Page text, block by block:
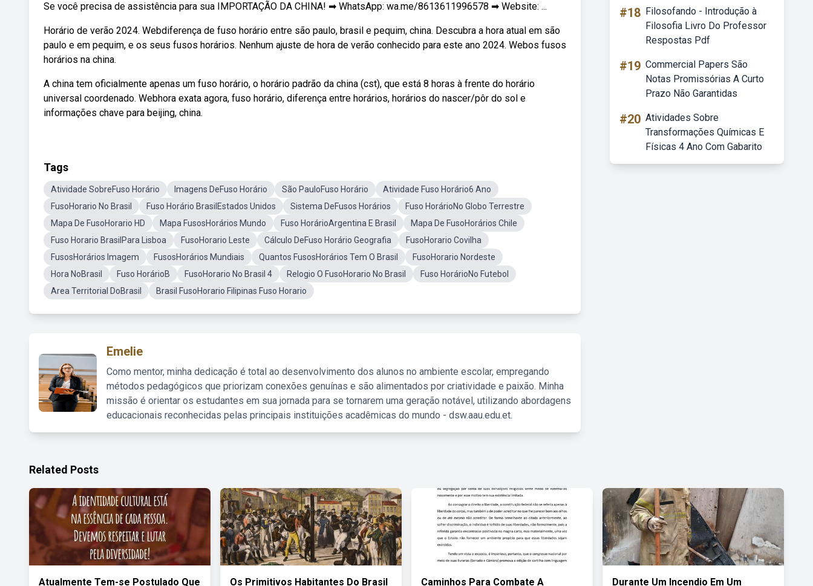
Se você precisa de assistência para sua IMPORTAÇÃO DA CHINA! ➡ WhatsApp: wa.me/8613611996578 ➡ Website: ...
Horário de verão 2024. Webdiferença de fuso horário entre são paulo, brasil e pequim, china. Descubra a hora atual em são
paulo e em pequim, e os seus fusos horários. Nenhum ajuste de hora de verão conhecido para este ano 2024. Webos fusos
horários na china.
A china tem oficialmente apenas um fuso horário, o horário padrão da china (cst), que está 8 horas à frente do horário
universal coordenado. Webhora exata agora, fuso horário, diferença entre horários, horários do nascer/pôr do sol e
informações chave para beijing, china.
Tags
Atividade SobreFuso Horário Imagens DeFuso Horário São PauloFuso Horário
Atividade Fuso Horário6 Ano
FusoHorario No Brasil
Fuso Horário BrasilEstados Unidos Sistema DeFusos Horários
Fuso HorárioNo Globo Terrestre
Mapa De FusoHorario HD
Mapa FusosHorários Mundo Fuso HorárioArgentina E Brasil
Mapa De FusoHorários Chile
Fuso Horario BrasilPara Lisboa
FusoHorario Leste Cálculo DeFuso Horário Geografia
FusoHorario Covilha
FusosHorários Imagem
FusosHorários Mundiais Quantos FusosHorários Tem O Brasil
FusoHorario Nordeste
Hora NoBrasil
Fuso HorárioB FusoHorario No Brasil 4 Relogio O FusoHorario No Brasil
Fuso HorárioNo Futebol
Area Territorial DoBrasil
Brasil FusoHorario Filipinas Fuso Horario
Emelie
Como mentor, minha dedicação é total ao desenvolvimento dos alunos no ambiente escolar, empregando
métodos pedagógicos que priorizam conexões genuínas e são alimentados por criatividade e paixão. Minha
missão é orientar os estudantes em sua jornada para se tornarem uma geração notável, utilizando abordagens
educacionais reconhecidas pelas principais instituições acadêmicas do mundo - dsw.aau.edu.et.
#18 Filosofando - Introdução à
Filosofia Livro Do Professor
Respostas Pdf
#19 Commercial Papers São
Notas Promissórias A Curto
Prazo Não Garantidas
#20 Atividades Sobre
Transformações Químicas E
Físicas 4 Ano Com Gabarito
Related Posts
Atualmente Tem-se Postulado Que Os Primitivos Habitantes Do Brasil Caminhos Para Combate A Durante Um Incendio Em Um